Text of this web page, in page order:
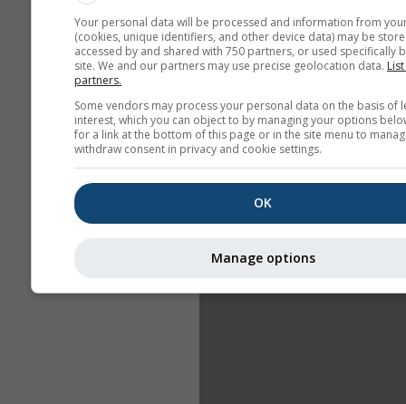
Your personal data will be processed and information from
(cookies, unique identifiers, and other device data) may be
accessed by and shared with 750 partners, or used specifically
site. We and our partners may use precise geolocation data.
partners.
Some vendors may process your personal data on the basis of
interest, which you can object to by managing your options
for a link at the bottom of this page or in the site menu to
withdraw consent in privacy and cookie settings.
OK
Manage options